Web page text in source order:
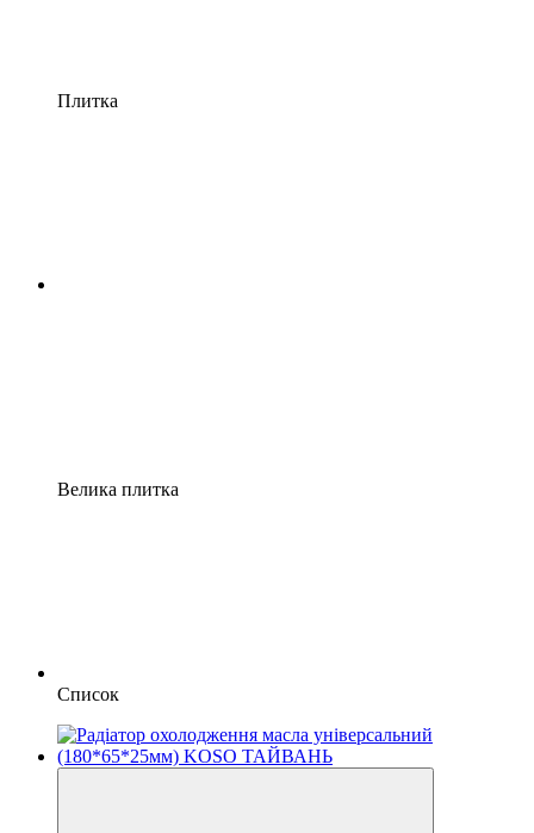
Плитка
Велика плитка
Список